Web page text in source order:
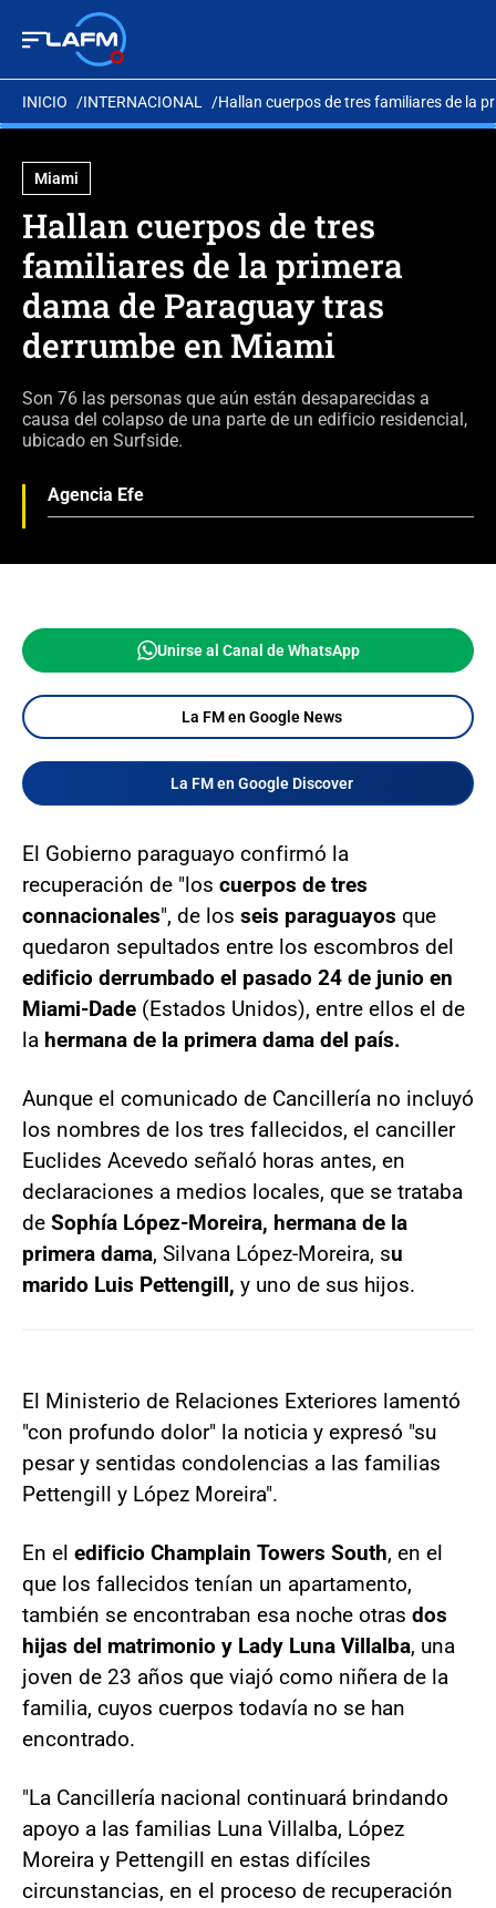
INICIO INTERNACIONAL Hallan cuerpos de tres familiares de la
Miami
Hallan cuerpos de tres
familiares de la primera
dama de Paraguay tras
derrumbe en Miami
Son 76 las personas que aún están desaparecidas a
causa del colapso de una parte de un edificio residencial,
ubicado en Surfside.
Agencia Efe
Unirse al Canal de WhatsApp
La FM en Google News
La FM en Google Discover
El Gobierno paraguayo confirmó la
recuperación de "los cuerpos de tres
connacionales", de los seis paraguayos que
quedaron sepultados entre los escombros del
edificio derrumbado el pasado 24 de junio en
Miami-Dade (Estados Unidos), entre ellos el de
la hermana de la primera dama del país.
Aunque el comunicado de Cancillería no incluyó
los nombres de los tres fallecidos, el canciller
Euclides Acevedo señaló horas antes, en
declaraciones a medios locales, que se trataba
de Sophía López-Moreira, hermana de la
primera dama, Silvana López-Moreira, su
marido Luis Pettengill, y uno de sus hijos.
El Ministerio de Relaciones Exteriores lamentó
"con profundo dolor" la noticia y expresó "su
pesar y sentidas condolencias a las familias
Pettengill y López Moreira".
En el edificio Champlain Towers South, en el
que los fallecidos tenían un apartamento,
también se encontraban esa noche otras dos
hijas del matrimonio y Lady Luna Villalba, una
joven de 23 años que viajó como niñera de la
familia, cuyos cuerpos todavía no se han
encontrado.
"La Cancillería nacional continuará brindando
apoyo a las familias Luna Villalba, López
Moreira y Pettengill en estas difíciles
circunstancias, en el proceso de recuperación